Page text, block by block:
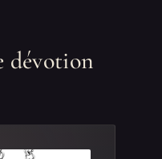
dévotion